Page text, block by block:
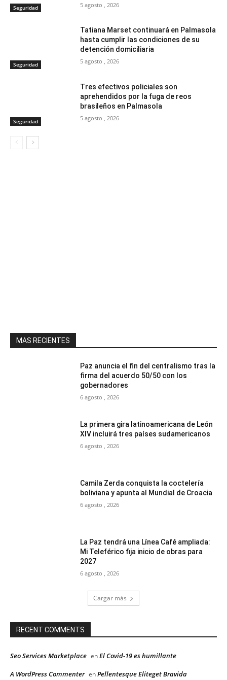
Seguridad 5 agosto , 2026
Seguridad
Tatiana Marset continuará en Palmasola
hasta cumplir las condiciones de su
detención domiciliaria
5 agosto , 2026
Seguridad
Tres efectivos policiales son
aprehendidos por la fuga de reos
brasileños en Palmasola
5 agosto , 2026
MAS RECIENTES
Paz anuncia el fin del centralismo tras la
firma del acuerdo 50/50 con los
gobernadores
6 agosto , 2026
La primera gira latinoamericana de León
XIV incluirá tres países sudamericanos
6 agosto , 2026
Camila Zerda conquista la coctelería
boliviana y apunta al Mundial de Croacia
6 agosto , 2026
La Paz tendrá una Línea Café ampliada:
Mi Teleférico fija inicio de obras para
2027
6 agosto , 2026
Cargar más
RECENT COMMENTS
Seo Services Marketplace enEl Covid-19 es humillante
A WordPress Commenter enPellentesque Eliteget Bravida